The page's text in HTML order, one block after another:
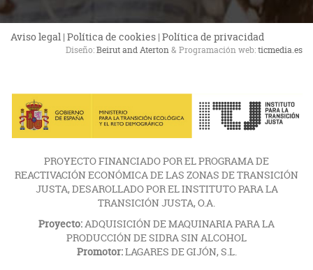
Aviso legal | Política de cookies | Política de privacidad
Diseño:Beirut and Aterton& Programación web:ticmedia.es
PROYECTO FINANCIADO POR EL PROGRAMA DE
REACTIVACIÓN ECONÓMICA DE LAS ZONAS DE TRANSICIÓN
JUSTA, DESAROLLADO POR EL INSTITUTO PARA LA
TRANSICIÓN JUSTA, O.A.
Proyecto:ADQUISICIÓN DE MAQUINARIA PARA LA
PRODUCCIÓN DE SIDRA SIN ALCOHOL
Promotor:LAGARES DE GIJÓN, S.L.